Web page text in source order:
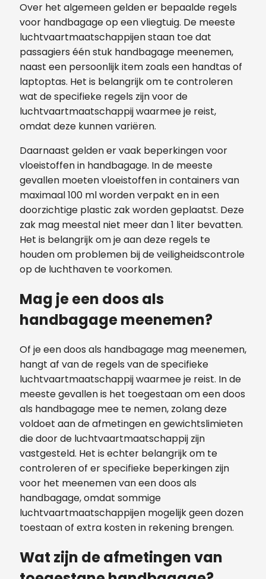
Over het algemeen gelden er bepaalde regels
voor handbagage op een vliegtuig. De meeste
luchtvaartmaatschappijen staan toe dat
passagiers één stuk handbagage meenemen,
naast een persoonlijk item zoals een handtas of
laptoptas. Het is belangrijk om te controleren
wat de specifieke regels zijn voor de
luchtvaartmaatschappij waarmee je reist,
omdat deze kunnen variëren.
Daarnaast gelden er vaak beperkingen voor
vloeistoffen in handbagage. In de meeste
gevallen moeten vloeistoffen in containers van
maximaal 100 ml worden verpakt en in een
doorzichtige plastic zak worden geplaatst. Deze
zak mag meestal niet meer dan 1 liter bevatten.
Het is belangrijk om je aan deze regels te
houden om problemen bij de veiligheidscontrole
op de luchthaven te voorkomen.
Mag je een doos als
handbagage meenemen?
Of je een doos als handbagage mag meenemen,
hangt af van de regels van de specifieke
luchtvaartmaatschappij waarmee je reist. In de
meeste gevallen is het toegestaan om een doos
als handbagage mee te nemen, zolang deze
voldoet aan de afmetingen en gewichtslimieten
die door de luchtvaartmaatschappij zijn
vastgesteld. Het is echter belangrijk om te
controleren of er specifieke beperkingen zijn
voor het meenemen van een doos als
handbagage, omdat sommige
luchtvaartmaatschappijen mogelijk geen dozen
toestaan of extra kosten in rekening brengen.
Wat zijn de afmetingen van